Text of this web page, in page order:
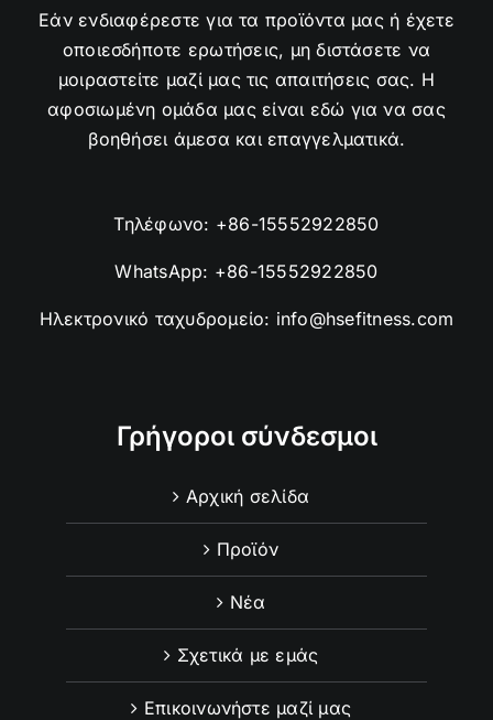
Εάν ενδιαφέρεστε για τα προϊόντα μας ή έχετε
οποιεσδήποτε ερωτήσεις, μη διστάσετε να
μοιραστείτε μαζί μας τις απαιτήσεις σας. Η
αφοσιωμένη ομάδα μας είναι εδώ για να σας
βοηθήσει άμεσα και επαγγελματικά.
Τηλέφωνο: +86-15552922850
WhatsApp: +86-15552922850
Ηλεκτρονικό ταχυδρομείο: info@hsefitness.com
Γρήγοροι σύνδεσμοι
Αρχική σελίδα
Προϊόν
Νέα
Σχετικά με εμάς
Επικοινωνήστε μαζί μας